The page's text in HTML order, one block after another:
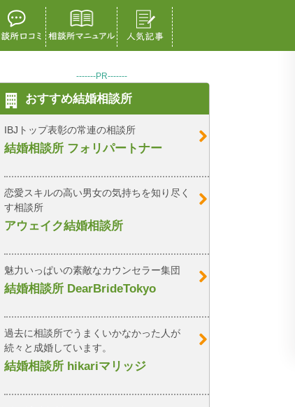
-------PR-------
おすすめ結婚相談所
IBJトップ表彰の常連の相談所
結婚相談所 フォリパートナー
恋愛スキルの高い男女の気持ちを知り尽く
す相談所
アウェイク結婚相談所
魅力いっぱいの素敵なカウンセラー集団
結婚相談所 DearBrideTokyo
過去に相談所でうまくいかなかった人が
続々と成婚しています。
結婚相談所 hikariマリッジ